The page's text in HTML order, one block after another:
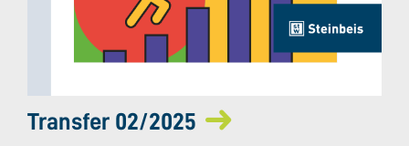
Transfer 02/2025